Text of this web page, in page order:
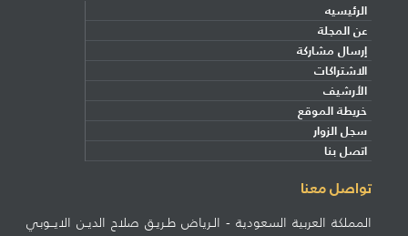
الرئيسيه
عن المجلة
إرسال مشاركة
الاشتراكات
الأرشيف
خريطة الموقع
سجل الزوار
اتصل بنا
تواصل معنا
المملكة العربية السعودية - الـرياض طـريـق صلاح الديـن الايــوبي